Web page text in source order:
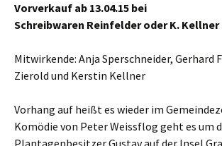
Vorverkauf ab 13.04.15 bei
Schreibwaren Reinfelder oder K. Kellner
Mitwirkende: Anja Sperschneider, Gerhard
Zierold und Kerstin Kellner
Vorhang auf heißt es wieder im
Komödie von Peter Weissflog geht es um
Plantagenbesitzer Gustav auf der Insel